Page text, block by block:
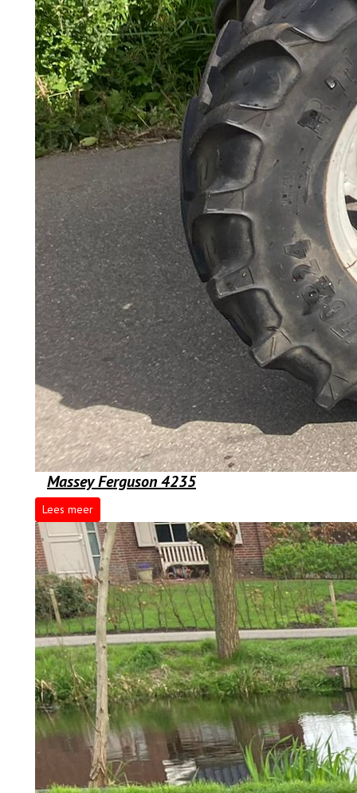
Massey Ferguson 4235
Lees meer